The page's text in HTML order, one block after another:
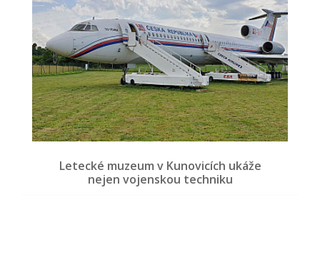
Letecké muzeum v Kunovicích ukáže
nejen vojenskou techniku